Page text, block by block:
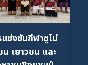
แข่งขันกีฬาซูโม่
น เยาวชน และ